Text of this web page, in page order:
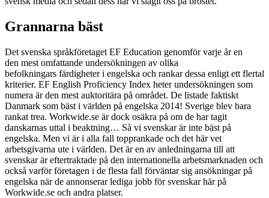
Grannarna bäst
Det svenska språkföretaget EF Education genomför varje år en
den mest omfattande undersökningen av olika
befolkningars färdigheter i engelska och rankar dessa enligt ett flertal
kriterier. EF English Proficiency Index heter undersökningen som
numera är den mest auktoritära på området. De listade faktiskt
Danmark som bäst i världen på engelska 2014! Sverige blev bara
rankat trea. Workwide.se är dock osäkra på om de har tagit
danskarnas uttal i beaktning… Så vi svenskar är inte bäst på
engelska. Men vi är i alla fall topprankade och det här vet
arbetsgivarna ute i världen. Det är en av anledningarna till att
svenskar är eftertraktade på den internationella arbetsmarknaden och
också varför företagen i de flesta fall förväntar sig ansökningar på
engelska när de annonserar lediga jobb för svenskar här på
Workwide.se och andra platser.